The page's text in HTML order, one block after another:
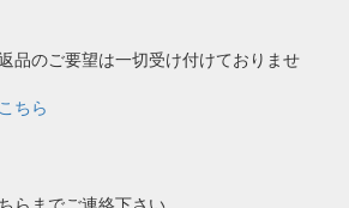
品のご要望は一切受け付けておりませ
ちら